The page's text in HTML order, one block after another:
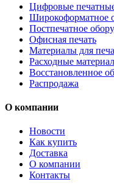
Цифровые
Широкоформатное
Постпечатное
Офисная печать
Материалы для
Расходные
Восстановленное
Распродажа
О компании
Новости
Как купить
Доставка
О компании
Контакты